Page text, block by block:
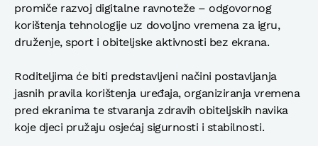
promiče razvoj digitalne ravnoteže – odgovornog
korištenja tehnologije uz dovoljno vremena za igru,
druženje, sport i obiteljske aktivnosti bez ekrana.
Roditeljima će biti predstavljeni načini postavljanja
jasnih pravila korištenja uređaja, organiziranja vremena
pred ekranima te stvaranja zdravih obiteljskih navika
koje djeci pružaju osjećaj sigurnosti i stabilnosti.